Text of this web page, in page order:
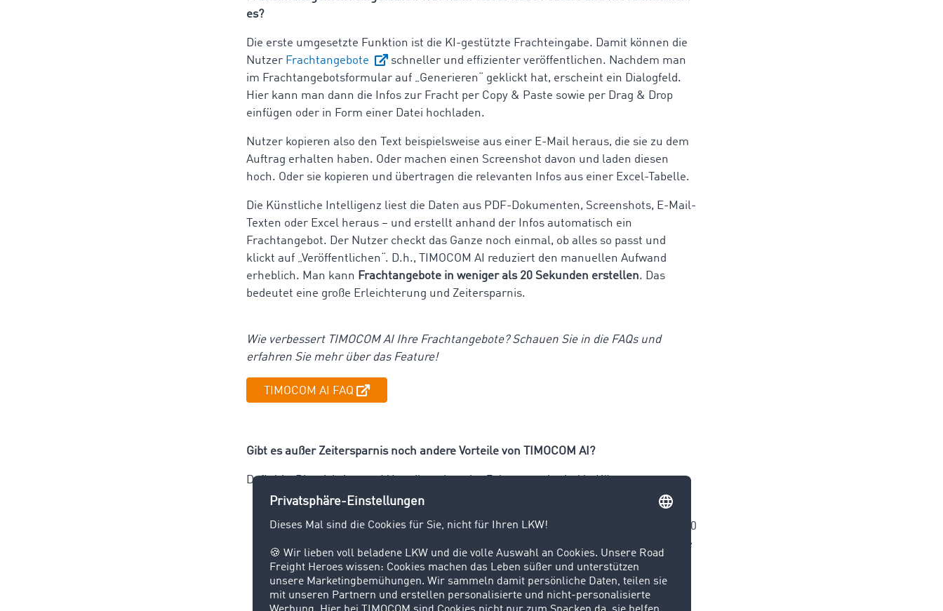
es?
Die erste umgesetzte Funktion ist die KI-gestützte Frachteingabe. Damit können die
Nutzer Frachtangebote
schneller und effizienter veröffentlichen. Nachdem man
im Frachtangebotsformular auf „Generieren“ geklickt hat, erscheint ein Dialogfeld.
Hier kann man dann die Infos zur Fracht per Copy & Paste sowie per Drag & Drop
einfügen oder in Form einer Datei hochladen.
Nutzer kopieren also den Text beispielsweise aus einer E-Mail heraus, die sie zu dem
Auftrag erhalten haben. Oder machen einen Screenshot davon und laden diesen
hoch. Oder sie kopieren und übertragen die relevanten Infos aus einer Excel-Tabelle.
Die Künstliche Intelligenz liest die Daten aus PDF-Dokumenten, Screenshots, E-Mail-
Texten oder Excel heraus – und erstellt anhand der Infos automatisch ein
Frachtangebot. Der Nutzer checkt das Ganze noch einmal, ob alles so passt und
klickt auf „Veröffentlichen“. D.h., TIMOCOM AI reduziert den manuellen Aufwand
erheblich. Man kann Frachtangebote in weniger als 20 Sekunden erstellen. Das
bedeutet eine große Erleichterung und Zeitersparnis.
Wie verbessert TIMOCOM AI Ihre Frachtangebote? Schauen Sie in die FAQs und
erfahren Sie mehr über das Feature!
TIMOCOM AI FAQ
Gibt es außer Zeitersparnis noch andere Vorteile von TIMOCOM AI?
Definitiv. Die wichtigsten 4 Vorteile neben der Zeitersparnis sind in Kürze:
Datenqualität wird besser
. Infos, die eventuell noch fehlen, werden aus den
bestehenden Daten der Logik nach abgeleitet. Zum Beispiel: Wenn ein Nutzer 10
Europaletten einträgt, weiß die KI, dass das 4 Lademeter ergibt. Zudem leitet sie
die richtige Aufbauart ab, ergänzt Fahrzeugeigenschaften, die zur Ladung
passen usw.